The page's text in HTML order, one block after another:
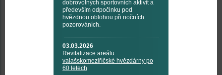
dobrovolných sportovních aktivit a
především odpočinku pod
hvězdnou oblohou při nočních
pozorováních.
03.03.2026
Revitalizace areálu
valašskomeziříčské hvězdárny po
60 letech